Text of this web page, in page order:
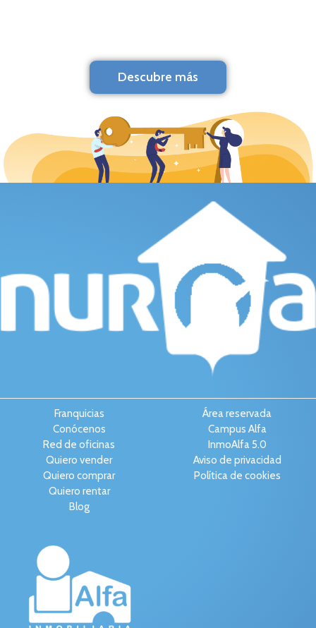
Descubre más
Franquicias
Conócenos
Red de oficinas
Quiero vender
Quiero comprar
Quiero rentar
Blog
Área reservada
Campus Alfa
InmoAlfa 5.0
Aviso de privacidad
Política de cookies